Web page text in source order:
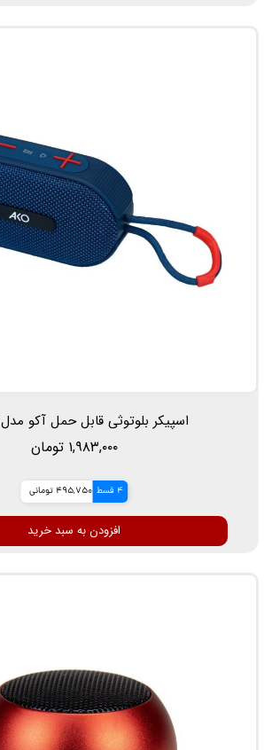
اسپیکر بلوتوثی قابل حمل آکو مدل AS-25
۱,۹۸۳,۰۰۰ تومان
4 قسط 495,750 تومانی
افزودن به سبد خرید